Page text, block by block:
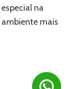
na
mais